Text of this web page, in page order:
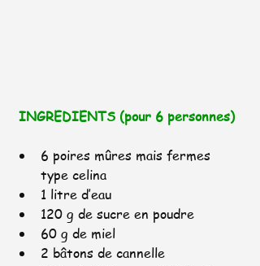
INGREDIENTS (pour 6 personnes)
6 poires mûres mais fermes
type celina
1 litre d’eau
120 g de sucre en poudre
60 g de miel
2 bâtons de cannelle